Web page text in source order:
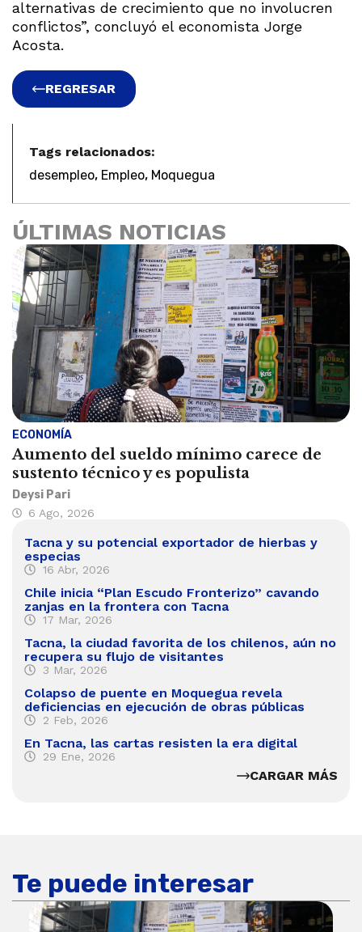
alternativas de crecimiento que no involucren
conflictos”, concluyó el economista Jorge
Acosta.
REGRESAR
Tags relacionados:
desempleo, Empleo, Moquegua
ÚLTIMAS NOTICIAS
ECONOMÍA
Aumento del sueldo mínimo carece de
sustento técnico y es populista
Deysi Pari
6 Ago, 2026
Tacna y su potencial exportador de hierbas y
especias
16 Abr, 2026
Chile inicia “Plan Escudo Fronterizo” cavando
zanjas en la frontera con Tacna
17 Mar, 2026
Tacna, la ciudad favorita de los chilenos, aún no
recupera su flujo de visitantes
3 Mar, 2026
Colapso de puente en Moquegua revela
deficiencias en ejecución de obras públicas
2 Feb, 2026
En Tacna, las cartas resisten la era digital
29 Ene, 2026
CARGAR MÁS
Te puede interesar